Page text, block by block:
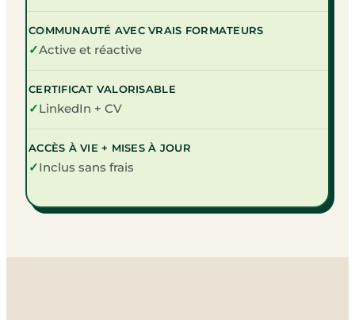
COMMUNAUTÉ AVEC VRAIS FORMATEURS
✓Active et réactive
CERTIFICAT VALORISABLE
✓LinkedIn + CV
ACCÈS À VIE + MISES À JOUR
✓Inclus sans frais